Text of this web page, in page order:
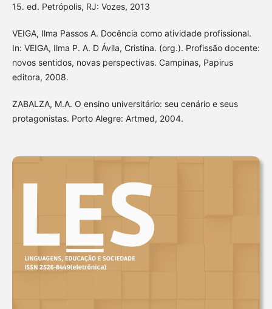
15. ed. Petrópolis, RJ: Vozes, 2013
VEIGA, Ilma Passos A. Docência como atividade profissional.
In: VEIGA, Ilma P. A. D Ávila, Cristina. (org.). Profissão docente:
novos sentidos, novas perspectivas. Campinas, Papirus
editora, 2008.
ZABALZA, M.A. O ensino universitário: seu cenário e seus
protagonistas. Porto Alegre: Artmed, 2004.